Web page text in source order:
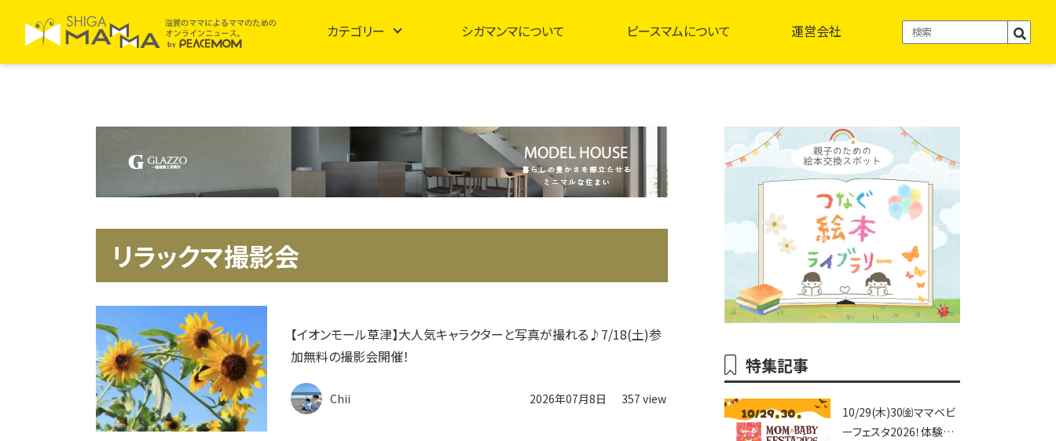
カテゴリー シガマンマについて ピースマムについて 運営会社
リラックマ撮影会
【イオンモール草津】大人気キャラクターと写真が撮れる♪7/18(土)参
加無料の撮影会開催！
Chii 2026年07月8日 357 view
特集記事
10/29(木)30㈮ママベビ
ーフェスタ2026！体験プ